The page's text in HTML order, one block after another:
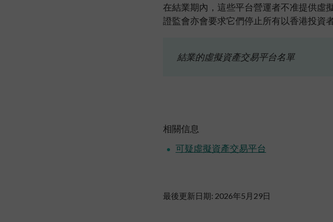
在結業期內，這些平台營運者不准提供虛
證監會亦會要求它們停止所有以香港投資
結業的虛擬資產交易平台名單
相關信息
可疑虛擬資產交易平台
最後更新日期: 2026年5月29日